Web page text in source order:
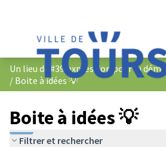
/ Boite à idées 💡
Boite à idées 💡
Filtrer et rechercher